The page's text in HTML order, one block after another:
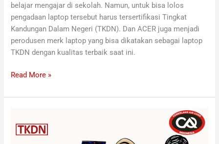
belajar mengajar di sekolah. Namun, untuk bisa lolos
pengadaan laptop tersebut harus tersertifikasi Tingkat
Kandungan Dalam Negeri (TKDN). Dan ACER juga menjadi
perodusen merk laptop yang bisa dikatakan sebagai laptop
TKDN dengan kualitas terbaik saat ini.
Read More »
TKDN
Untuk